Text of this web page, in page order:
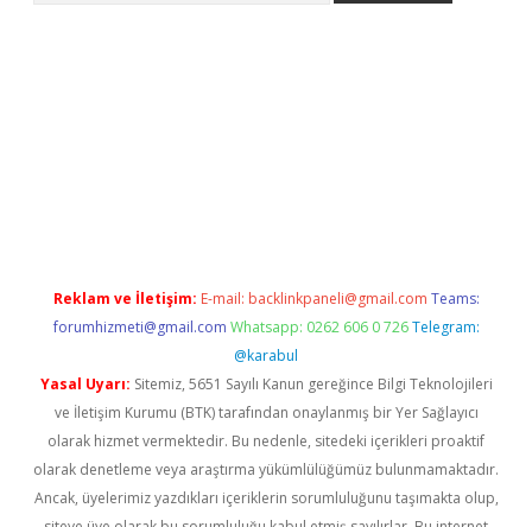
Reklam ve İletişim: E-mail: backlinkpaneli@gmail.com Teams:
forumhizmeti@gmail.com Whatsapp: 0262 606 0 726 Telegram:
@karabul
Yasal Uyarı: Sitemiz, 5651 Sayılı Kanun gereğince Bilgi Teknolojileri
ve İletişim Kurumu (BTK) tarafından onaylanmış bir Yer Sağlayıcı
olarak hizmet vermektedir. Bu nedenle, sitedeki içerikleri proaktif
olarak denetleme veya araştırma yükümlülüğümüz bulunmamaktadır.
Ancak, üyelerimiz yazdıkları içeriklerin sorumluluğunu taşımakta olup,